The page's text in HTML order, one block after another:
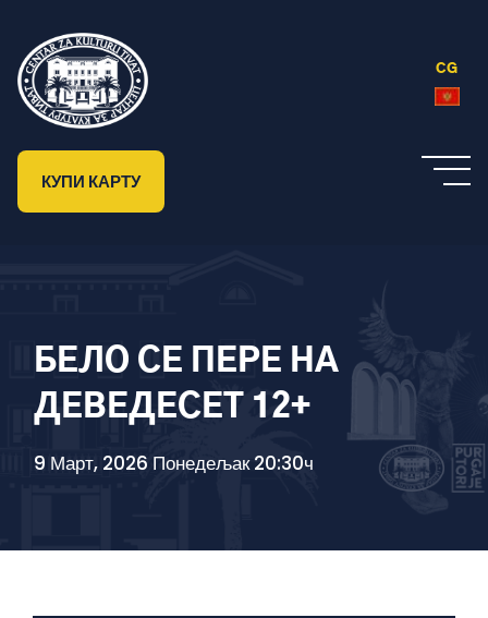
CG
КУПИ КАРТУ
БЕЛО СЕ ПЕРЕ НА
ДЕВЕДЕСЕТ 12+
9 Март, 2026 Понедељак 20:30ч